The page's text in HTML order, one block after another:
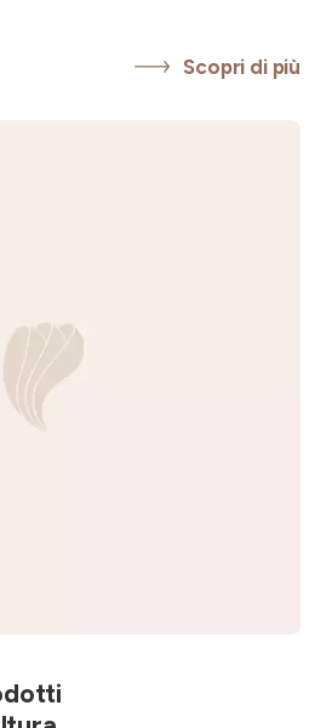
Scopri di più